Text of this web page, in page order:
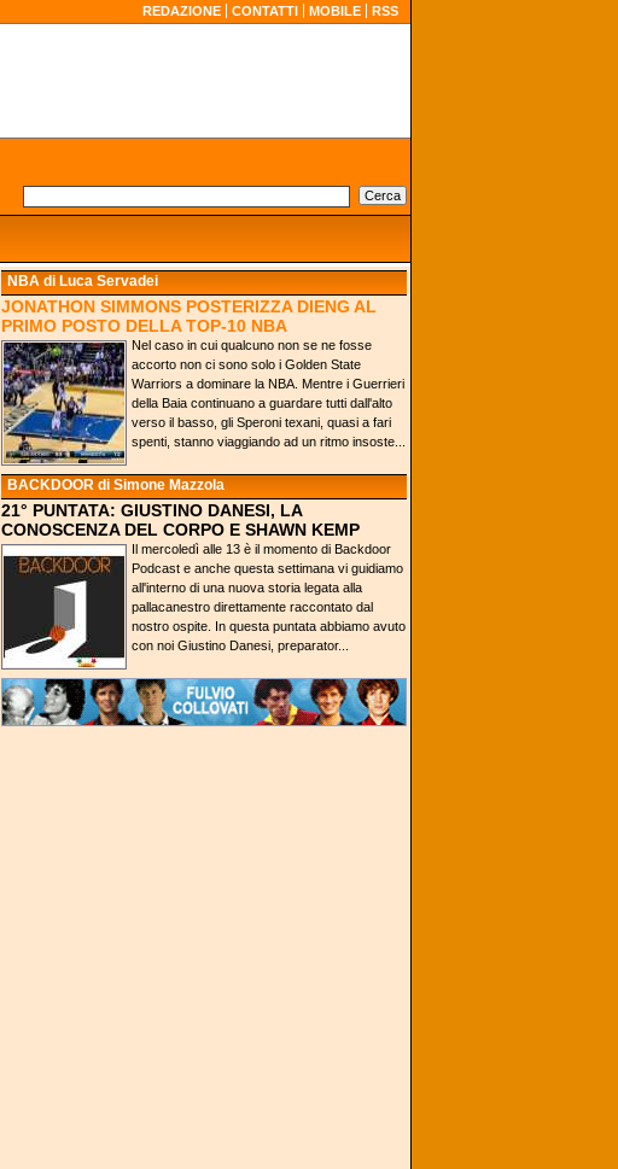
REDAZIONE CONTATTI MOBILE RSS
NBA di Luca Servadei
JONATHON SIMMONS POSTERIZZA DIENG AL
PRIMO POSTO DELLA TOP-10 NBA
Nel caso in cui qualcuno non se ne fosse
accorto non ci sono solo i Golden State
Warriors a dominare la NBA. Mentre i Guerrieri
della Baia continuano a guardare tutti dall'alto
verso il basso, gli Speroni texani, quasi a fari
spenti, stanno viaggiando ad un ritmo insoste...
BACKDOOR di Simone Mazzola
21° PUNTATA: GIUSTINO DANESI, LA
CONOSCENZA DEL CORPO E SHAWN KEMP
Il mercoledì alle 13 è il momento di Backdoor
Podcast e anche questa settimana vi guidiamo
all'interno di una nuova storia legata alla
pallacanestro direttamente raccontato dal
nostro ospite. In questa puntata abbiamo avuto
con noi Giustino Danesi, preparator...